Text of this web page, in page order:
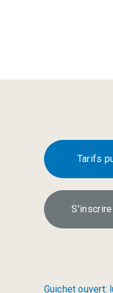
Tarifs
Guichet ouvert: